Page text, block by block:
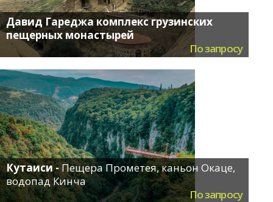
Давид Гареджа комплекс грузинских
пещерных монастырей
По запросу
Кутаиси -Пещера Прометея, каньон Окаце,
водопад Кинча
По запросу